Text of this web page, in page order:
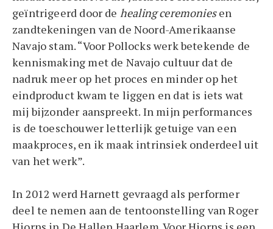
geïntrigeerd door de healing ceremoniesen
zandtekeningen van de Noord-Amerikaanse
Navajo stam. “Voor Pollocks werk betekende de
kennismaking met de Navajo cultuur dat de
nadruk meer op het proces en minder op het
eindproduct kwam te liggen en dat is iets wat
mij bijzonder aanspreekt. In mijn performances
is de toeschouwer letterlijk getuige van een
maakproces, en ik maak intrinsiek onderdeel uit
van het werk”.
In 2012 werd Harnett gevraagd als performer
deel te nemen aan de tentoonstelling van Roger